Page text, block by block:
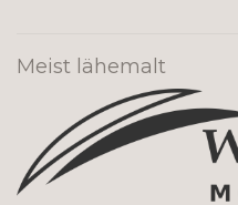
Meist lähemalt